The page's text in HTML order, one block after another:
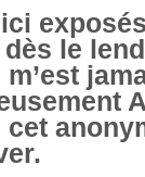
dès le
cet